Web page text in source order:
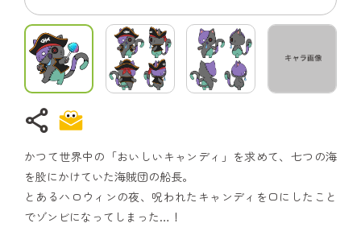
share
かつて世界中の「おいしいキャンディ」を求めて、七つの海
を股にかけていた海賊団の船長。
とあるハロウィンの夜、呪われたキャンディを口にしたこと
でゾンビになってしまった…！